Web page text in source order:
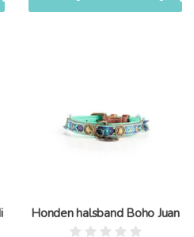
Honden halsband Boho Juan